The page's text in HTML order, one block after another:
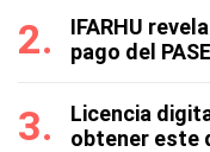
IFARHU
pago del
Licencia
obtener este